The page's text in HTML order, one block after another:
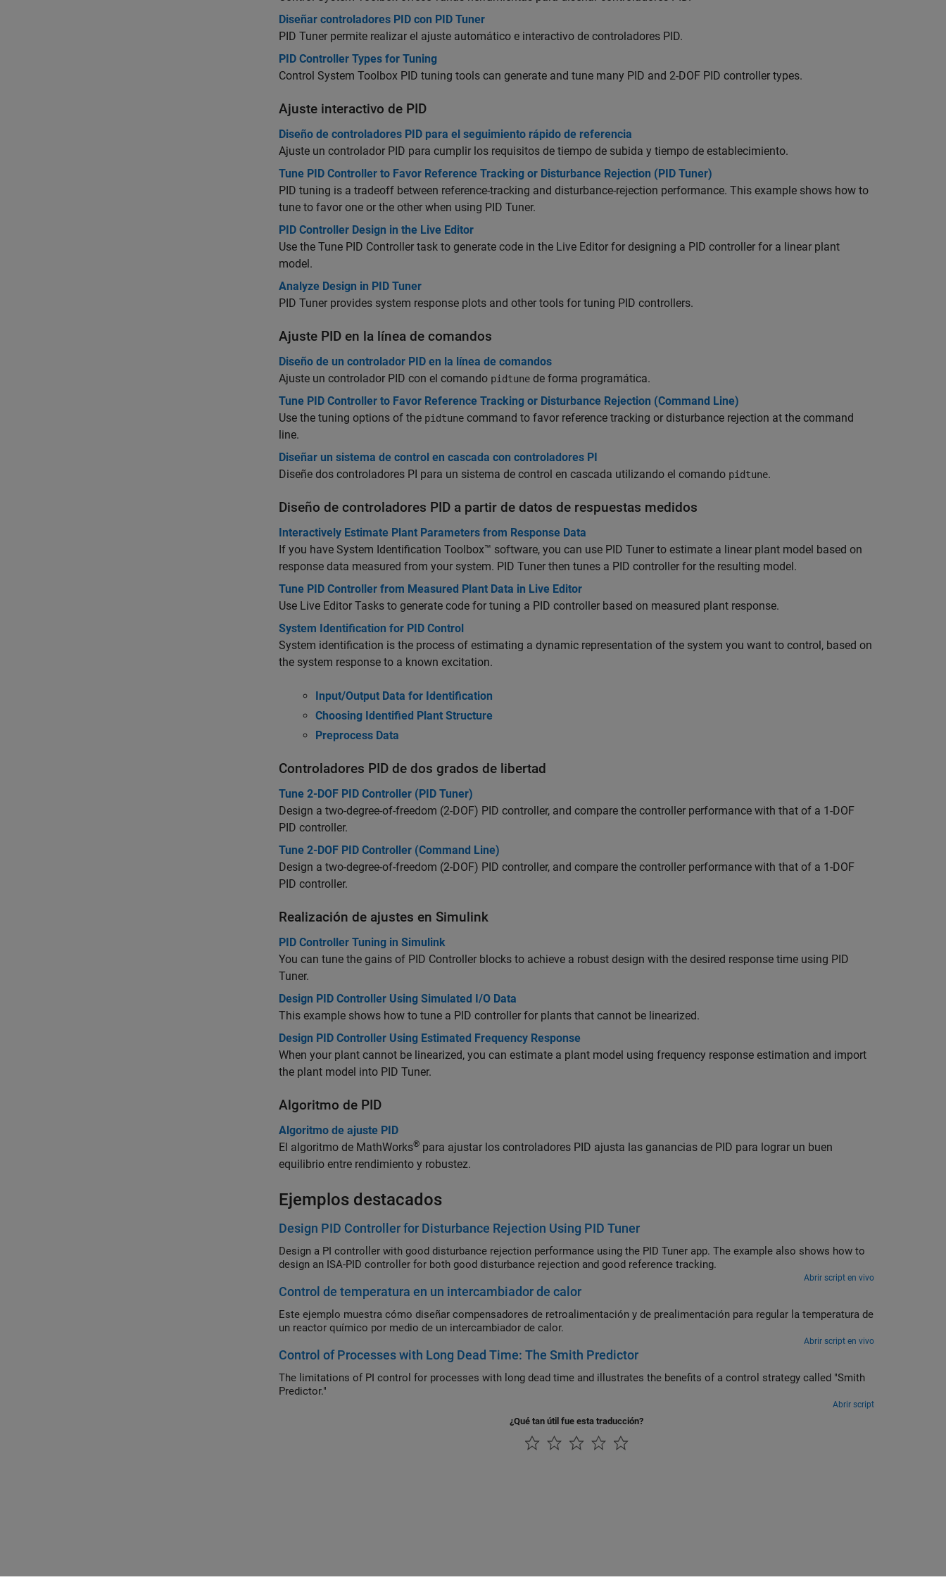
Diseñar controladores PID con PID Tuner
PID Tuner permite realizar el ajuste automático e interactivo de controladores PID.
PID Controller Types for Tuning
Control System Toolbox PID tuning tools can generate and tune many PID and 2-DOF PID controller types.
Ajuste interactivo de PID
Diseño de controladores PID para el seguimiento rápido de referencia
Ajuste un controlador PID para cumplir los requisitos de tiempo de subida y tiempo de establecimiento.
Tune PID Controller to Favor Reference Tracking or Disturbance Rejection (PID Tuner)
PID tuning is a tradeoff between reference-tracking and disturbance-rejection performance. This example shows how to
tune to favor one or the other when using PID Tuner.
PID Controller Design in the Live Editor
Use the Tune PID Controller task to generate code in the Live Editor for designing a PID controller for a linear plant
model.
Analyze Design in PID Tuner
PID Tuner provides system response plots and other tools for tuning PID controllers.
Ajuste PID en la línea de comandos
Diseño de un controlador PID en la línea de comandos
Ajuste un controlador PID con el comando pidtune de forma programática.
Tune PID Controller to Favor Reference Tracking or Disturbance Rejection (Command Line)
Use the tuning options of the pidtune command to favor reference tracking or disturbance rejection at the command
line.
Diseñar un sistema de control en cascada con controladores PI
Diseñe dos controladores PI para un sistema de control en cascada utilizando el comando pidtune.
Diseño de controladores PID a partir de datos de respuestas medidos
Interactively Estimate Plant Parameters from Response Data
If you have System Identification Toolbox™ software, you can use PID Tuner to estimate a linear plant model based on
response data measured from your system. PID Tuner then tunes a PID controller for the resulting model.
Tune PID Controller from Measured Plant Data in Live Editor
Use Live Editor Tasks to generate code for tuning a PID controller based on measured plant response.
System Identification for PID Control
System identification is the process of estimating a dynamic representation of the system you want to control, based on
the system response to a known excitation.
Input/Output Data for Identification
Choosing Identified Plant Structure
Preprocess Data
Controladores PID de dos grados de libertad
Tune 2-DOF PID Controller (PID Tuner)
Design a two-degree-of-freedom (2-DOF) PID controller, and compare the controller performance with that of a 1-DOF
PID controller.
Tune 2-DOF PID Controller (Command Line)
Design a two-degree-of-freedom (2-DOF) PID controller, and compare the controller performance with that of a 1-DOF
PID controller.
Realización de ajustes en Simulink
PID Controller Tuning in Simulink
You can tune the gains of PID Controller blocks to achieve a robust design with the desired response time using PID
Tuner.
Design PID Controller Using Simulated I/O Data
This example shows how to tune a PID controller for plants that cannot be linearized.
Design PID Controller Using Estimated Frequency Response
When your plant cannot be linearized, you can estimate a plant model using frequency response estimation and import
the plant model into PID Tuner.
Algoritmo de PID
Algoritmo de ajuste PID
El algoritmo de MathWorks® para ajustar los controladores PID ajusta las ganancias de PID para lograr un buen
equilibrio entre rendimiento y robustez.
Ejemplos destacados
Design PID Controller for Disturbance Rejection Using PID Tuner
Design a PI controller with good disturbance rejection performance using the PID Tuner app. The example also shows how to
design an ISA-PID controller for both good disturbance rejection and good reference tracking.
Abrir script en vivo
Control de temperatura en un intercambiador de calor
Este ejemplo muestra cómo diseñar compensadores de retroalimentación y de prealimentación para regular la temperatura de
un reactor químico por medio de un intercambiador de calor.
Abrir script en vivo
Control of Processes with Long Dead Time: The Smith Predictor
The limitations of PI control for processes with long dead time and illustrates the benefits of a control strategy called "Smith
Predictor."
Abrir script
¿Qué tan útil fue esta traducción?